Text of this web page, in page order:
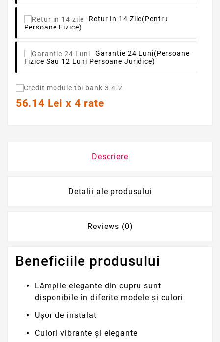
Retur In 14 Zile(pentru
Persoane Fizice)
Garantie 24 Luni(persoane
Fizice Sau 12 Luni Persoane Juridice)
56.14 Lei x 4 rate
Descriere
Detalii ale produsului
Reviews (0)
Beneficiile produsului
Lămpile elegante din cupru sunt
disponibile în diferite modele și culori
Ușor de instalat
Culori vibrante și elegante